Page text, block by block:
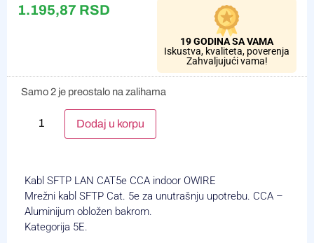
1.195,87 RSD
19 GODINA SA VAMA
Iskustva, kvaliteta, poverenja
Zahvaljujući vama!
Samo 2 je preostalo na zalihama
Dodaj u korpu
Kabl SFTP LAN CAT5e CCA indoor OWIRE
Mrežni kabl SFTP Cat. 5e za unutrašnju upotrebu. CCA –
Aluminijum obložen bakrom.
Kategorija 5E.